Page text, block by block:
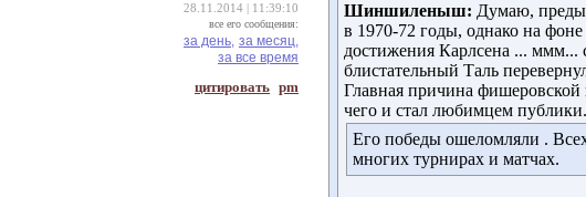
28.11.2014 | 11:39:10
все его сообщения:
за день, за месяц,
за все время
цитировать pm
Шиншиленыш: Думаю,
в 1970-72 годы, однако на
достижения Карлсена ... ммм...
блистательный Таль
Главная причина
чего и стал любимцем
Его победы ошеломляли .
многих турнирах и матчах.